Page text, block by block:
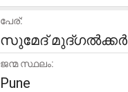
പേര്:
സുമേദ് മുദ്ഗൽക്കർ
ജന്മ സ്ഥലം:
Pune